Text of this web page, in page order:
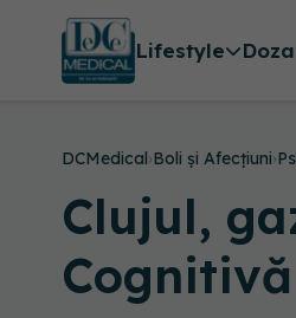
Lifestyle
DCMedical›Boli și Afecțiuni›
Clujul,